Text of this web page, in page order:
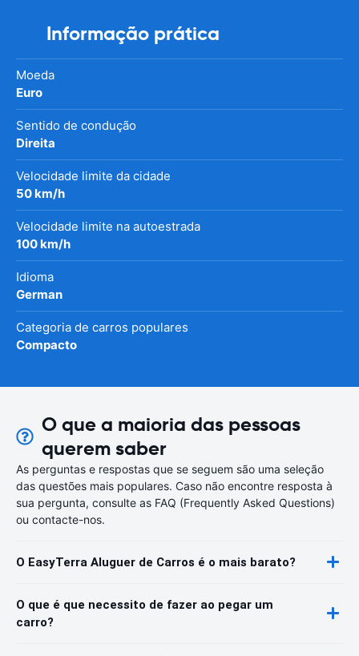
Informação prática
Moeda
Euro
Sentido de condução
Direita
Velocidade limite da cidade
50 km/h
Velocidade limite na autoestrada
100 km/h
Idioma
German
Categoria de carros populares
Compacto
O que a maioria das pessoas
querem saber
As perguntas e respostas que se seguem são uma seleção
das questões mais populares. Caso não encontre resposta à
sua pergunta, consulte as FAQ (Frequently Asked Questions)
ou contacte-nos.
O EasyTerra Aluguer de Carros é o mais barato?
O que é que necessito de fazer ao pegar um
carro?